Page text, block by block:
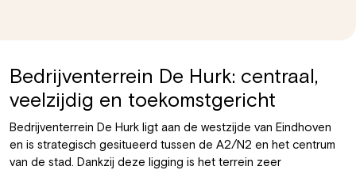
Bedrijventerrein De Hurk: centraal,
veelzijdig en toekomstgericht
Bedrijventerrein De Hurk ligt aan de westzijde van Eindhoven
en is strategisch gesitueerd tussen de A2/N2 en het centrum
van de stad. Dankzij deze ligging is het terrein zeer